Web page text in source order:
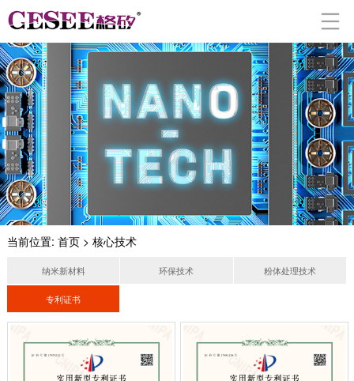
当前位置: 首页> 核心技术
纳米新材料 环保技术 粉体处理技术
专利证书